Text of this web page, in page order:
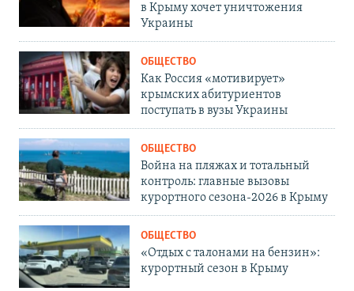
в Крыму хочет уничтожения
Украины
ОБЩЕСТВО
Как Россия «мотивирует»
крымских абитуриентов
поступать в вузы Украины
ОБЩЕСТВО
Война на пляжах и тотальный
контроль: главные вызовы
курортного сезона-2026 в Крыму
ОБЩЕСТВО
«Отдых с талонами на бензин»:
курортный сезон в Крыму